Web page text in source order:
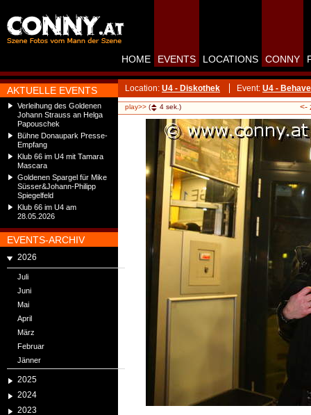
AKTUELLE EVENTS
Verleihung des Goldenen
Johann Strauss an Helga
Papouschek
Bühne Donaupark Presse-
Empfang
Klub 66 im U4 mit Tamara
Mascara
Goldenen Spargel für Mike
Süsser&Johann-Philipp
Spiegelfeld
Klub 66 im U4 am
28.05.2026
EVENTS-ARCHIV
2026
Juli
Juni
Mai
April
März
Februar
Jänner
2025
2024
2023
HOME EVENTS LOCATIONS CONNY
Location: U4 - Diskothek Event: U4 -
play>> ( 4 sek.) <-